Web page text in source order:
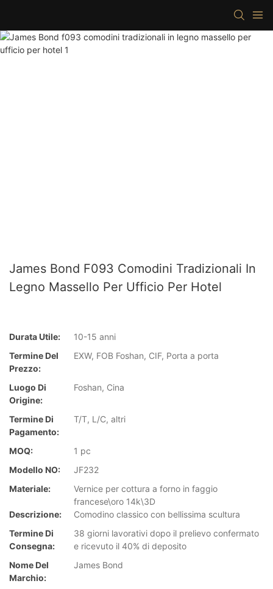
James Bond F093 Comodini Tradizionali In
Legno Massello Per Ufficio Per Hotel
Durata Utile:
10-15 anni
Termine Del
Prezzo:
EXW, FOB Foshan, CIF, Porta a porta
Luogo Di
Origine:
Foshan, Cina
Termine Di
Pagamento:
T/T, L/C, altri
MOQ:
1 pc
Modello NO:
JF232
Materiale:
Vernice per cottura a forno in faggio
francese\oro 14k\3D
Descrizione:
Comodino classico con bellissima scultura
Termine Di
Consegna:
38 giorni lavorativi dopo il prelievo confermato
e ricevuto il 40% di deposito
Nome Del
Marchio:
James Bond